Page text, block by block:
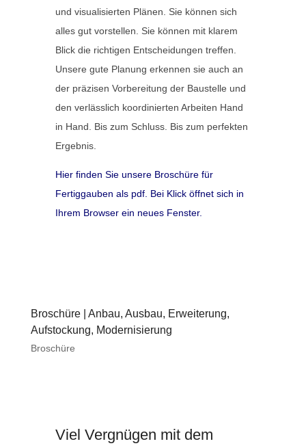
und visualisierten Plänen. Sie können sich
alles gut vorstellen. Sie können mit klarem
Blick die richtigen Entscheidungen treffen.
Unsere gute Planung erkennen sie auch an
der präzisen Vorbereitung der Baustelle und
den verlässlich koordinierten Arbeiten Hand
in Hand. Bis zum Schluss. Bis zum perfekten
Ergebnis.
Hier finden Sie unsere Broschüre für
Fertiggauben als pdf. Bei Klick öffnet sich in
Ihrem Browser ein neues Fenster.
Broschüre | Anbau, Ausbau, Erweiterung,
Aufstockung, Modernisierung
Broschüre
Viel Vergnügen mit dem